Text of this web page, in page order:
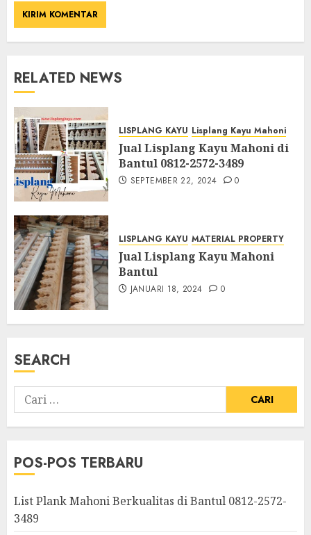
RELATED NEWS
LISPLANG KAYU Lisplang Kayu Mahoni
Jual Lisplang Kayu Mahoni di
Bantul 0812-2572-3489
SEPTEMBER 22, 2024 0
LISPLANG KAYU MATERIAL PROPERTY
Jual Lisplang Kayu Mahoni
Bantul
JANUARI 18, 2024 0
SEARCH
POS-POS TERBARU
List Plank Mahoni Berkualitas di Bantul 0812-2572-
3489